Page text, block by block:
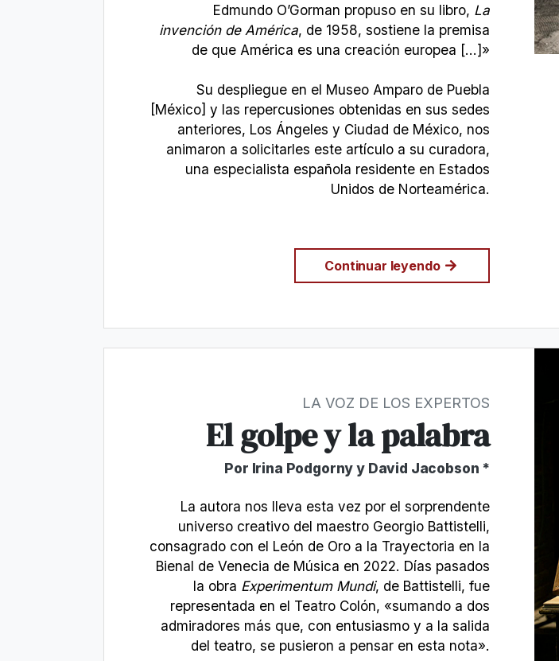
Edmundo O’Gorman propuso en su libro, La
invención de América, de 1958, sostiene la premisa
de que América es una creación europea [...]»
Su despliegue en el Museo Amparo de Puebla
[México] y las repercusiones obtenidas en sus sedes
anteriores, Los Ángeles y Ciudad de México, nos
animaron a solicitarles este artículo a su curadora,
una especialista española residente en Estados
Unidos de Norteamérica.
Continuar leyendo
LA VOZ DE LOS EXPERTOS
El golpe y la palabra
Por Irina Podgorny y David Jacobson *
La autora nos lleva esta vez por el sorprendente
universo creativo del maestro Georgio Battistelli,
consagrado con el León de Oro a la Trayectoria en la
Bienal de Venecia de Música en 2022. Días pasados
la obra Experimentum Mundi, de Battistelli, fue
representada en el Teatro Colón, «sumando a dos
admiradores más que, con entusiasmo y a la salida
del teatro, se pusieron a pensar en esta nota».